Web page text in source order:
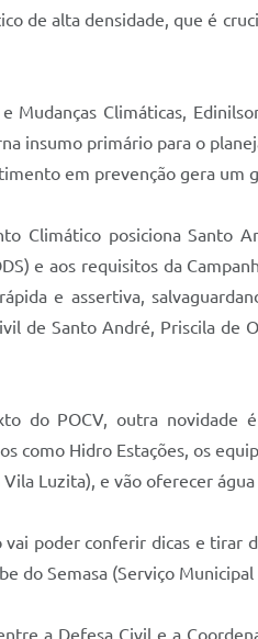
de alta densidade, que é
Mudanças Climáticas,
insumo primário para o
em prevenção gera um
Climático posiciona Santo
e aos requisitos da
e assertiva,
de Santo André, Priscila de
do POCV, outra novidade
como Hidro Estações, os
Vila Luzita), e vão oferecer
poder conferir dicas e tirar
do Semasa (Serviço
a Defesa Civil e a